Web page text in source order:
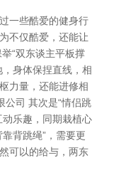
一些酷爱的健身行
不仅酷爱，还能让
“双东谈主平板撑
身体保捏直线，相
力量，还能进修相
公司 其次是“情侣跳
乐趣，同期栽植心
背跳绳”，需要更
可以的给与，两东